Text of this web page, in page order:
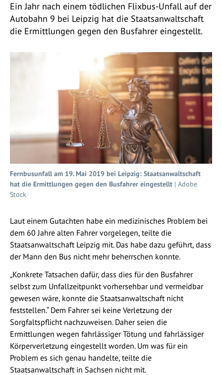
Ein Jahr nach einem tödlichen Flixbus-Unfall auf der
Autobahn 9 bei Leipzig hat die Staatsanwaltschaft
die Ermittlungen gegen den Busfahrer eingestellt.
Fernbusunfall am 19. Mai 2019 bei Leipzig: Staatsanwaltschaft
hat die Ermittlungen gegen den Busfahrer eingestellt | Adobe
Stock
Laut einem Gutachten habe ein medizinisches Problem bei
dem 60 Jahre alten Fahrer vorgelegen, teilte die
Staatsanwaltschaft Leipzig mit. Das habe dazu geführt, dass
der Mann den Bus nicht mehr beherrschen konnte.
„Konkrete Tatsachen dafür, dass dies für den Busfahrer
selbst zum Unfallzeitpunkt vorhersehbar und vermeidbar
gewesen wäre, konnte die Staatsanwaltschaft nicht
feststellen.“ Dem Fahrer sei keine Verletzung der
Sorgfaltspflicht nachzuweisen. Daher seien die
Ermittlungen wegen fahrlässiger Tötung und fahrlässiger
Körperverletzung eingestellt worden. Um was für ein
Problem es sich genau handelte, teilte die
Staatsanwaltschaft in Sachsen nicht mit.